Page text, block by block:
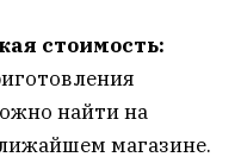
стоимость:
найти на
магазине.